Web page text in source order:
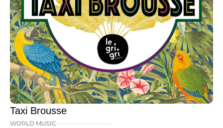
Taxi Brousse
WORLD MUSIC